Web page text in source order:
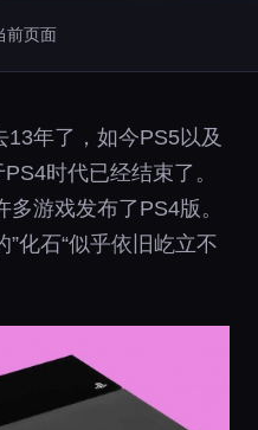
前页面
年了，如今PS5以及
时代已经结束了。
游戏发布了PS4版。
化石“似乎依旧屹立不